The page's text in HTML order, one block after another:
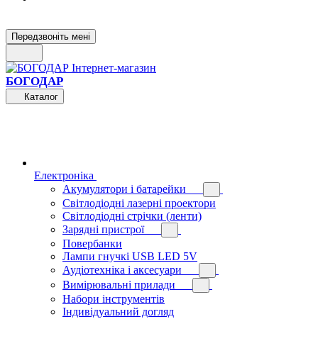
Передзвоніть мені
БОГОДАР
Каталог
Електроніка
Акумулятори і батарейки
Світлодіодні лазерні проектори
Світлодіодні стрічки (ленти)
Зарядні пристрої
Повербанки
Лампи гнучкі USB LED 5V
Аудіотехніка і аксесуари
Вимірювальні прилади
Набори інструментів
Індивідуальний догляд